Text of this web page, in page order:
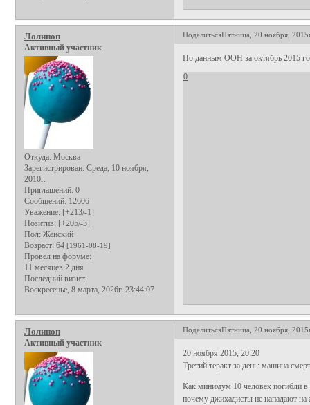
ПоделитьсяПятница, 20 ноября,
Лолипоп
Активный участник
Откуда: Москва
Зарегистрирован: Среда, 10 ноября,
2010г.
Приглашений: 0
Сообщений: 12606
Уважение: [+213/-1]
Позитив: [+205/-3]
Пол: Женский
Возраст: 64 [1961-08-19]
Провел на форуме:
11 месяцев 2 дня
Последний визит:
Воскресенье, 8 марта, 2026г. 23:44:07
По данным ООН за октябрь 2015
0
ПоделитьсяПятница, 20 ноября,
Лолипоп
Активный участник
20 ноября 2015, 20:20
Третий теракт за день: машина
Как минимум 10 человек погибли в
почему джихадисты не нападают